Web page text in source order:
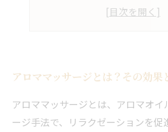
アロママッサージとは？その効果
アロママッサージとは、アロマオ
ージ手法で、リラクゼーションを促